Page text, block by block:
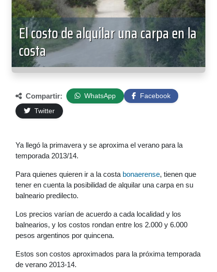
El costo de alquilar una carpa en la
costa
Compartir: WhatsApp
Facebook
Twitter
Ya llegó la primavera y se aproxima el verano para la
temporada 2013/14.
Para quienes quieren ir a la costa bonaerense, tienen que
tener en cuenta la posibilidad de alquilar una carpa en su
balneario predilecto.
Los precios varían de acuerdo a cada localidad y los
balnearios, y los costos rondan entre los 2.000 y 6.000
pesos argentinos por quincena.
Estos son costos aproximados para la próxima temporada
de verano 2013-14.